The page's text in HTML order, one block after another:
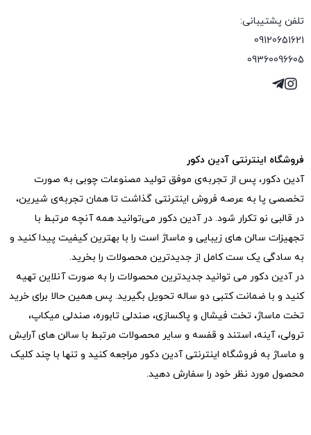
تلفن پشتیبانی:
09120651621
09360096605
فروشگاه اینترنتی آدین دکور
آدین دکور، پس از تجربه‌ی موفق تولید مصنوعات چوبی به صورت
تخصصی پا به عرصه فروش اینترنتی گذاشت تا همان تجربه‌ی شیرین،
در قالبی نو تکرار شود. در آدین دکور می‌توانید همه آنچه مرتبط با
تجهیزات سالن های زیبایی و ماساژ است را با بهترین کیفیت پیدا کنید و
به سادگی یک ست کامل از جدیدترین‌ محصولات را بخرید.
در آدین دکور می توانید جدیدترین محصولات را به صورت آنلاین تهیه
کنید و با ضمانت کتبی دو ساله تحویل بگیرید. پس همین حالا برای خرید
تخت ماساژ، تخت فیشال و پاکسازی، صندلی تابوره، صندلی میکاپ،
ترولی، آینه، استند و قفسه و سایر محصولات مرتبط با سالن های آرایش
و ماساژ به فروشگاه اینترنتی آدین دکور مراجعه کنید و تنها با چند کلیک
محصول مورد نظر خود را سفارش دهید.